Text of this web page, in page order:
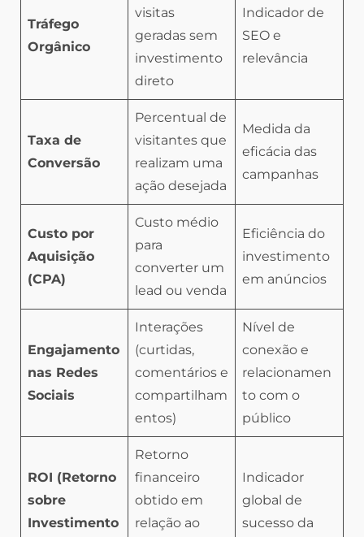
Tráfego
Orgânico
visitas
geradas sem
investimento
direto
Indicador de
SEO e
relevância
Taxa de
Conversão
Percentual de
visitantes que
realizam uma
ação desejada
Medida da
eficácia das
campanhas
Custo por
Aquisição
(CPA)
Custo médio
para
converter um
lead ou venda
Eficiência do
investimento
em anúncios
Engajamento
nas Redes
Sociais
Interações
(curtidas,
comentários e
compartilham
entos)
Nível de
conexão e
relacionamen
to com o
público
ROI (Retorno
sobre
Investimento
Retorno
financeiro
obtido em
relação ao
Indicador
global de
sucesso da